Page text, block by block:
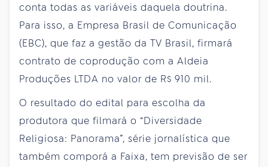
conta todas as variáveis daquela doutrina.
Para isso, a Empresa Brasil de Comunicação
(EBC), que faz a gestão da TV Brasil, firmará
contrato de coprodução com a Aldeia
Produções LTDA no valor de R$ 910 mil.
O resultado do edital para escolha da
produtora que filmará o “Diversidade
Religiosa: Panorama”, série jornalística que
também comporá a Faixa, tem previsão de ser